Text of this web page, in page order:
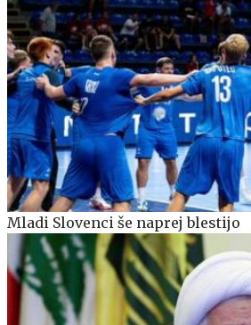
Mladi Slovenci še naprej blestijo